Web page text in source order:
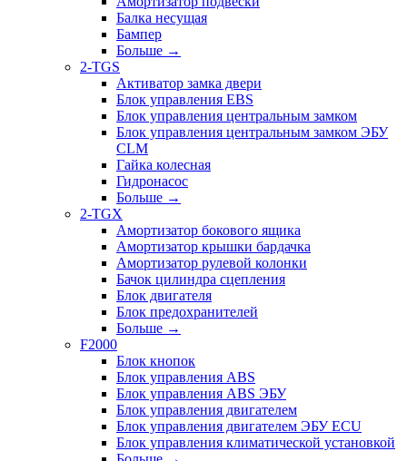
Балка несущая
Бампер
Больше →
2-TGS
Активатор замка двери
Блок управления EBS
Блок управления центральным замком
Блок управления центральным замком ЭБУ
CLM
Гайка колесная
Гидронасос
Больше →
2-TGX
Амортизатор бокового ящика
Амортизатор крышки бардачка
Амортизатор рулевой колонки
Бачок цилиндра сцепления
Блок двигателя
Блок предохранителей
Больше →
F2000
Блок кнопок
Блок управления ABS
Блок управления ABS ЭБУ
Блок управления двигателем
Блок управления двигателем ЭБУ ECU
Блок управления климатической установкой